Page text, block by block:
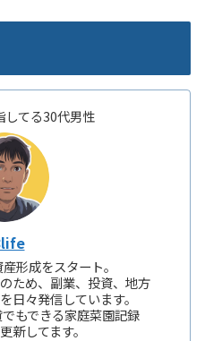
してる30代男性
形成をスタート。
ため、副業、投資、地方
日々発信しています。
もできる家庭菜園記録
新してます。